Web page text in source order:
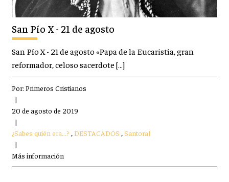
San Pío X - 21 de agosto
San Pío X - 21 de agosto «Papa de la Eucaristía, gran
reformador, celoso sacerdote […]
Por: Primeros Cristianos
|
20 de agosto de 2019
|
¿Sabes quién era...? ,DESTACADOS ,Santoral
|
Más información